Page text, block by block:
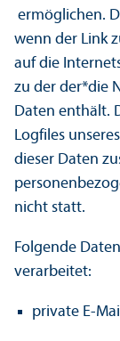
ermöglichen.
wenn der Link
auf die
zu der der*die
Daten enthält.
Logfiles
dieser Daten
nicht statt.
Folgende
verarbeitet:
private E-